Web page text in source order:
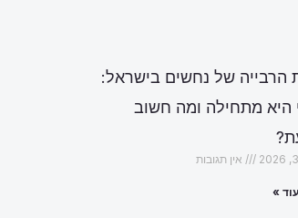
הרבייה של נחשים בישראל:
היא מתחילה ומה חשוב
אין תגובות
»